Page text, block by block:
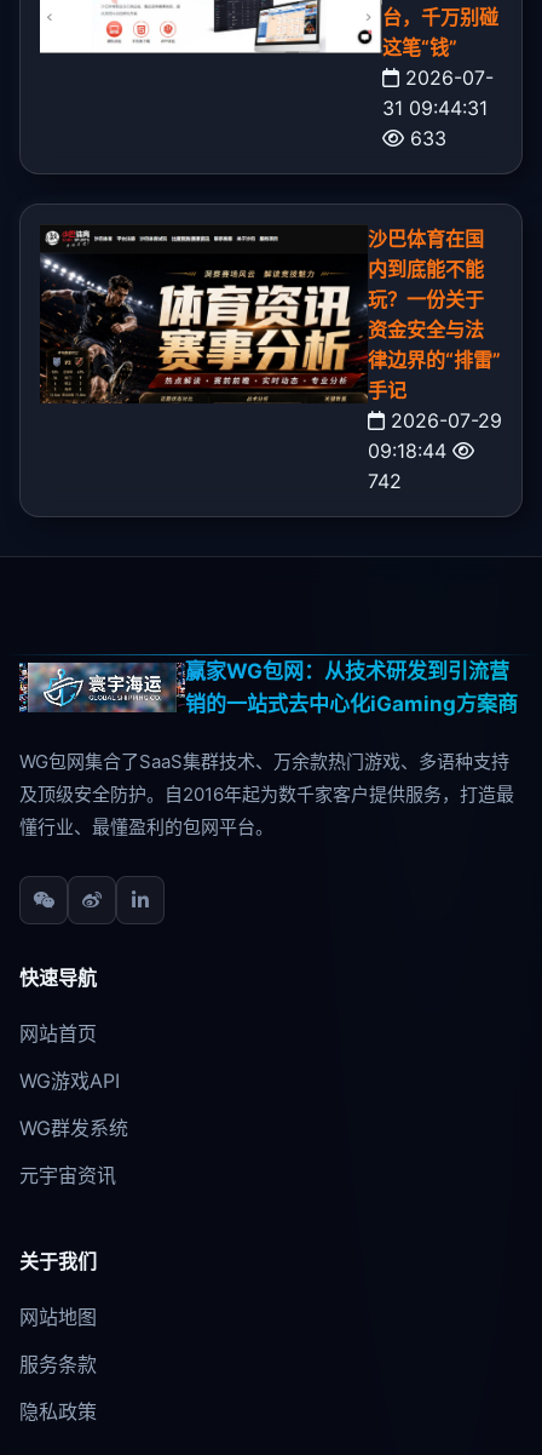
台，千万别碰
这笔“钱”
2026-07-
31 09:44:31
633
沙巴体育在国
内到底能不能
玩？一份关于
资金安全与法
律边界的“排雷”
手记
2026-07-29
09:18:44
742
赢家WG包网：从技术研发到引流营
销的一站式去中心化iGaming方案商
WG包网集合了SaaS集群技术、万余款热门游戏、多语种支持
及顶级安全防护。自2016年起为数千家客户提供服务，打造最
懂行业、最懂盈利的包网平台。
快速导航
网站首页
WG游戏API
WG群发系统
元宇宙资讯
关于我们
网站地图
服务条款
隐私政策